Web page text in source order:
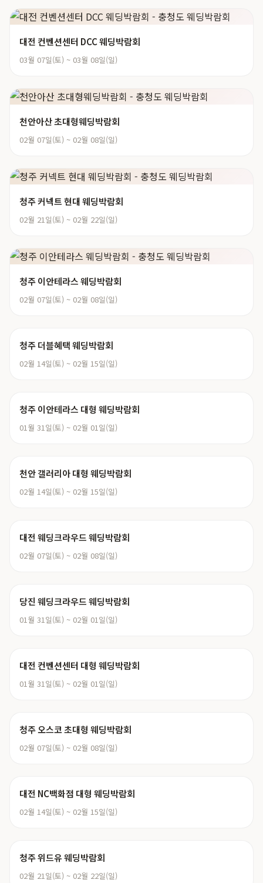
대전 컨벤션센터 DCC 웨딩박람회
03월 07일(토) ~ 03월 08일(일)
천안아산 초대형웨딩박람회
02월 07일(토) ~ 02월 08일(일)
청주 커넥트 현대 웨딩박람회
02월 21일(토) ~ 02월 22일(일)
청주 이안테라스 웨딩박람회
02월 07일(토) ~ 02월 08일(일)
청주 더블혜택 웨딩박람회
02월 14일(토) ~ 02월 15일(일)
청주 이안테라스 대형 웨딩박람회
01월 31일(토) ~ 02월 01일(일)
천안 갤러리아 대형 웨딩박람회
02월 14일(토) ~ 02월 15일(일)
대전 웨딩크라우드 웨딩박람회
02월 07일(토) ~ 02월 08일(일)
당진 웨딩크라우드 웨딩박람회
01월 31일(토) ~ 02월 01일(일)
대전 컨벤션센터 대형 웨딩박람회
01월 31일(토) ~ 02월 01일(일)
청주 오스코 초대형 웨딩박람회
02월 07일(토) ~ 02월 08일(일)
대전 NC백화점 대형 웨딩박람회
02월 14일(토) ~ 02월 15일(일)
청주 위드유 웨딩박람회
02월 21일(토) ~ 02월 22일(일)